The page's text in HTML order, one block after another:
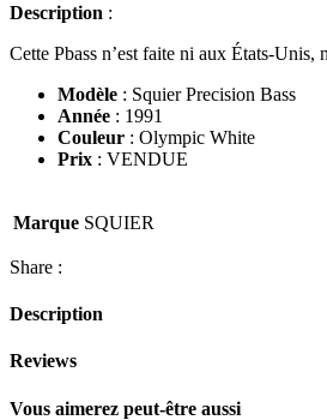
Description :
Cette Pbass n’est faite ni aux États-
Modèle : Squier Precision Bass
Année : 1991
Couleur : Olympic White
Prix : VENDUE
Marque SQUIER
Share :
Description
Reviews
Vous aimerez peut-être aussi